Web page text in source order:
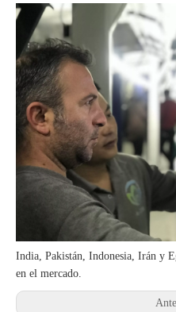
India, Pakistán, Indonesia, Irán y
en el mercado.